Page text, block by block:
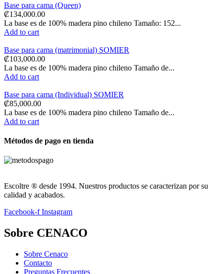
Base para cama (Queen)
₡134,000.00
La base es de 100% madera pino chileno Tamaño: 152...
Add to cart
Base para cama (matrimonial) SOMIER
₡103,000.00
La base es de 100% madera pino chileno Tamaño de...
Add to cart
Base para cama (Individual) SOMIER
₡85,000.00
La base es de 100% madera pino chileno Tamaño de...
Add to cart
Métodos de pago en tienda
Escoltre ® desde 1994. Nuestros productos se caracterizan por su
calidad y acabados.
Facebook-f Instagram
Sobre CENACO
Sobre Cenaco
Contacto
Preguntas Frecuentes